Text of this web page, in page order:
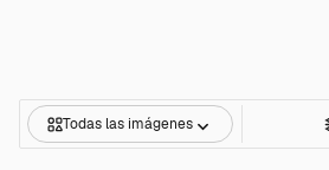
Todas las imágenes